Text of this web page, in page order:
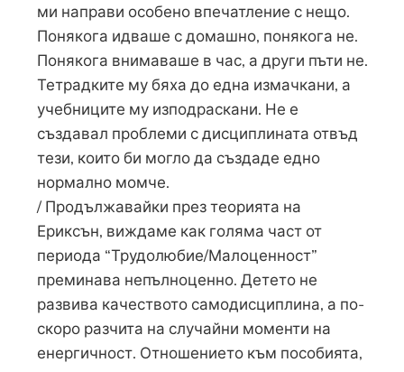
ми направи особено впечатление с нещо.
Понякога идваше с домашно, понякога не.
Понякога внимаваше в час, а други пъти не.
Тетрадките му бяха до една измачкани, а
учебниците му изподраскани. Не е
създавал проблеми с дисциплината отвъд
тези, които би могло да създаде едно
нормално момче.
/ Продължавайки през теорията на
Ериксън, виждаме как голяма част от
периода “Трудолюбие/Малоценност”
преминава непълноценно. Детето не
развива качеството самодисциплина, а по-
скоро разчита на случайни моменти на
енергичност. Отношението към пособията,